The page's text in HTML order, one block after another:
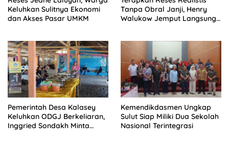
Keluhkan Sulitnya Ekonomi
dan Akses Pasar UMKM
Tanpa Obral Janji, Henry
Walukow Jemput Langsung
Pemerintah Desa Kalasey
Keluhkan ODGJ Berkeliaran,
Inggried Sondakh Minta
Kemendikdasmen Ungkap
Sulut Siap Miliki Dua Sekolah
Nasional Terintegrasi